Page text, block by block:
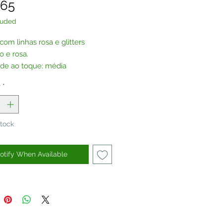
Price
linhas rosa e glitters
e rosa.
ao toque: média
pode ser adquirido sem
encomenda.
nos.
*
When Available